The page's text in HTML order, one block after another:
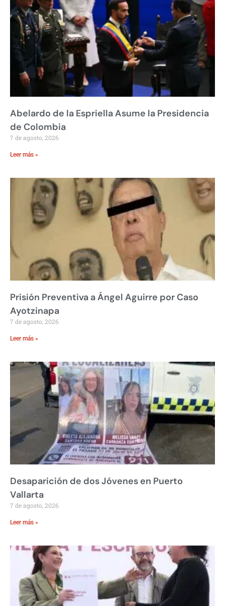
Abelardo de la Espriella Asume la Presidencia
de Colombia
7 de agosto, 2026
Leer más »
Prisión Preventiva a Ángel Aguirre por Caso
Ayotzinapa
7 de agosto, 2026
Leer más »
Desaparición de dos Jóvenes en Puerto
Vallarta
7 de agosto, 2026
Leer más »